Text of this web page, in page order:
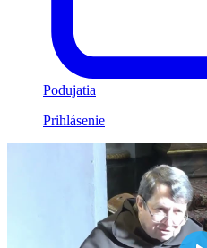
Podujatia
Prihlásenie